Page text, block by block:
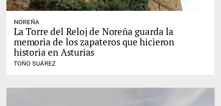
NOREÑA
La Torre del Reloj de Noreña guarda la
memoria de los zapateros que hicieron
historia en Asturias
TOÑO SUÁREZ